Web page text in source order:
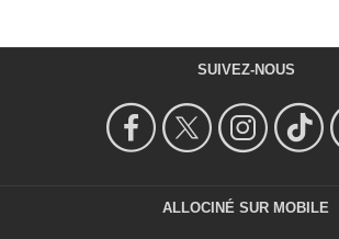
SUIVEZ-NOUS
ALLOCINÉ SUR MOBILE